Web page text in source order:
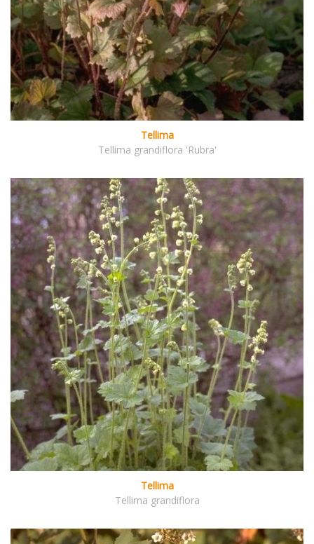
Tellima
Tellima grandiflora 'Rubra'
Tellima
Tellima grandiflora